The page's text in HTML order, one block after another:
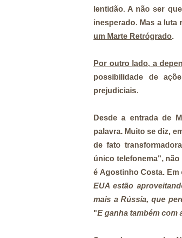
lentidão. A não ser
inesperado. Mas a luta
um Marte Retrógrado.
Por outro lado, a
possibilidade de
prejudiciais.
Desde a entrada de
palavra. Muito se diz,
de fato
único telefonema", não
é Agostinho Costa.
EUA estão
mais a Rússia, que
"E ganha também com